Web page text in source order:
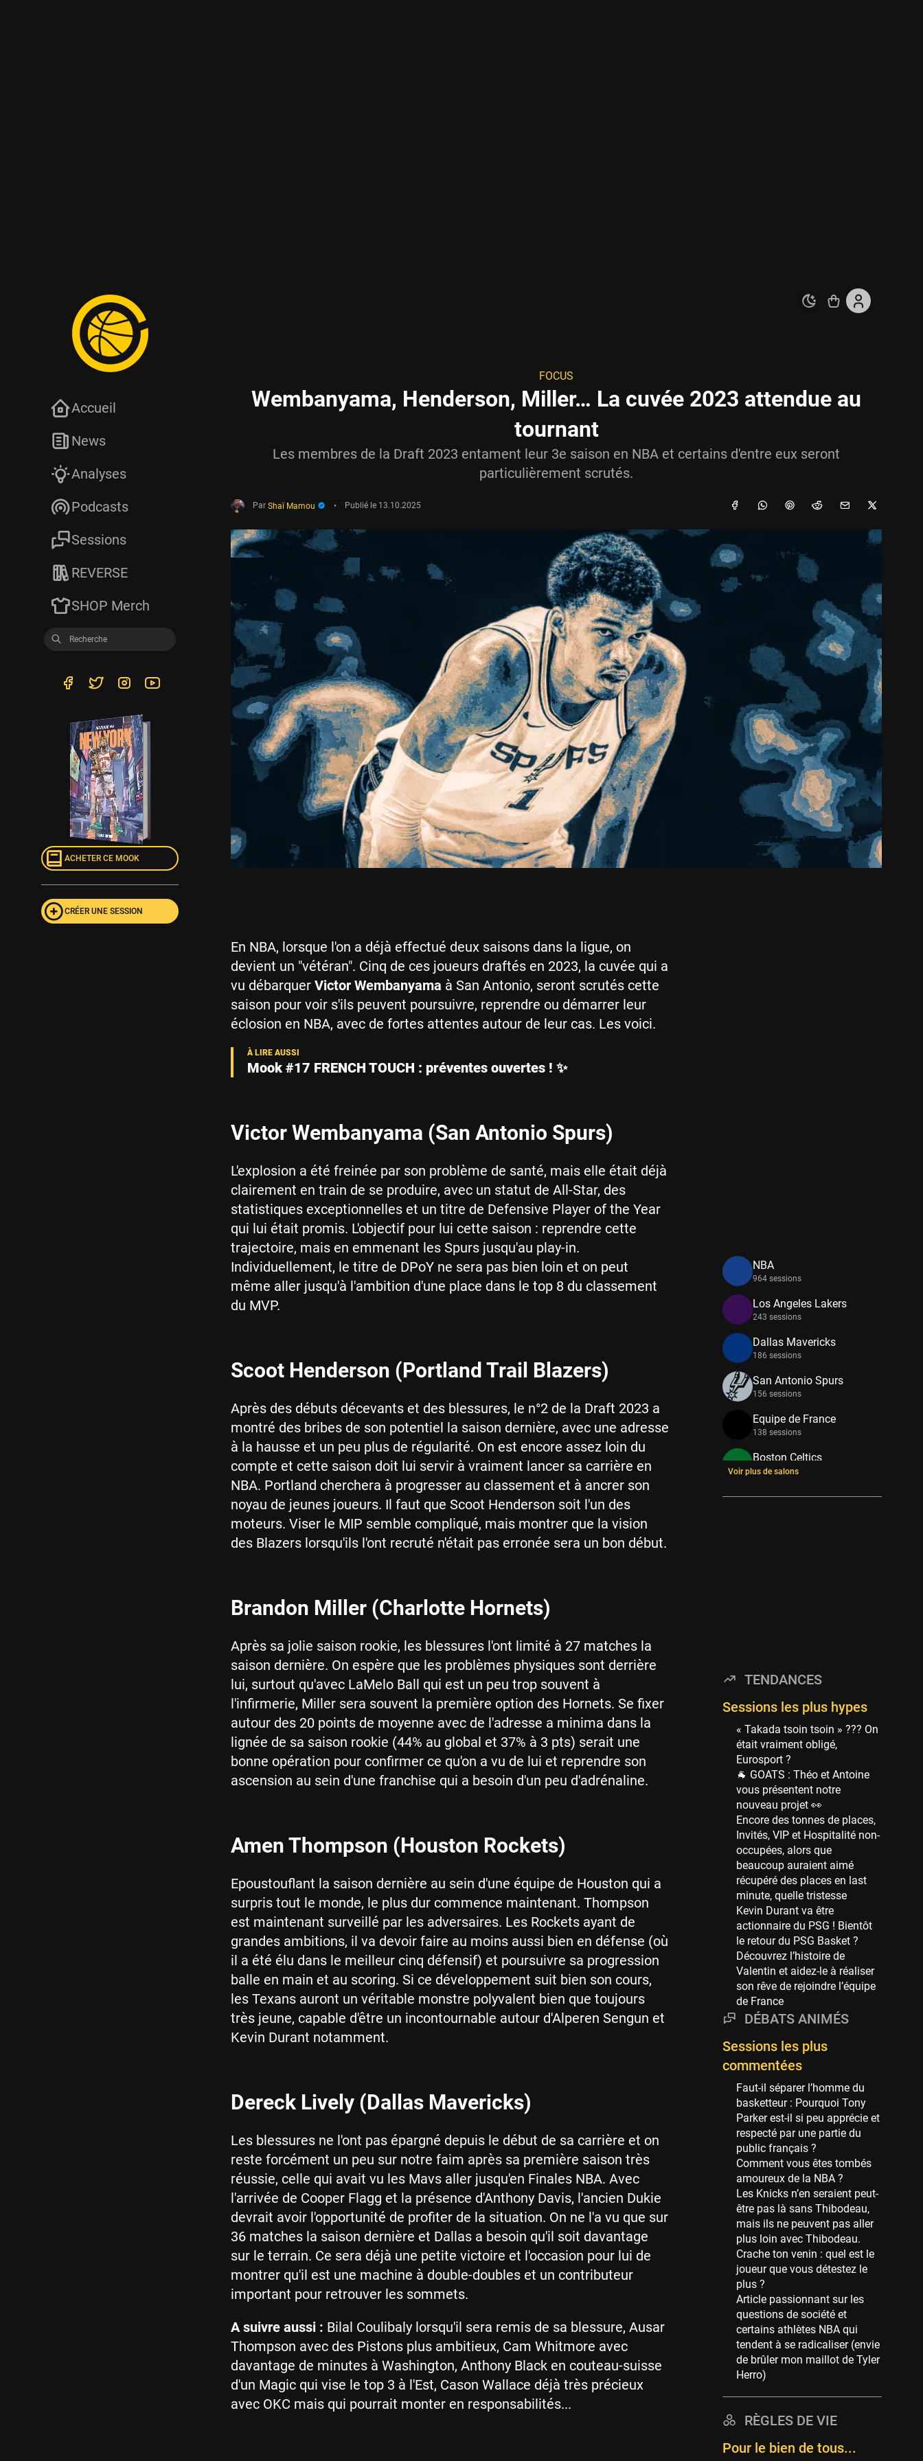
FOCUS
Wembanyama, Henderson, Miller… La cuvée 2023 attendue au
tournant
Les membres de la Draft 2023 entament leur 3e saison en NBA et certains d'entre eux seront
particulièrement scrutés.
Par Shaï Mamou • Publié le 13.10.2025
En NBA, lorsque l'on a déjà effectué deux saisons dans la ligue, on
devient un "vétéran". Cinq de ces joueurs draftés en 2023, la cuvée qui a
vu débarquer Victor Wembanyama à San Antonio, seront scrutés cette
saison pour voir s'ils peuvent poursuivre, reprendre ou démarrer leur
éclosion en NBA, avec de fortes attentes autour de leur cas. Les voici.
Mook #17 FRENCH TOUCH : préventes ouvertes ! ✨
Victor Wembanyama (San Antonio Spurs)
L'explosion a été freinée par son problème de santé, mais elle était déjà
clairement en train de se produire, avec un statut de All-Star, des
statistiques exceptionnelles et un titre de Defensive Player of the Year
qui lui était promis. L'objectif pour lui cette saison : reprendre cette
trajectoire, mais en emmenant les Spurs jusqu'au play-in.
Individuellement, le titre de DPoY ne sera pas bien loin et on peut
même aller jusqu'à l'ambition d'une place dans le top 8 du classement
du MVP.
Scoot Henderson (Portland Trail Blazers)
Après des débuts décevants et des blessures, le n°2 de la Draft 2023 a
montré des bribes de son potentiel la saison dernière, avec une adresse
à la hausse et un peu plus de régularité. On est encore assez loin du
compte et cette saison doit lui servir à vraiment lancer sa carrière en
NBA. Portland cherchera à progresser au classement et à ancrer son
noyau de jeunes joueurs. Il faut que Scoot Henderson soit l'un des
moteurs. Viser le MIP semble compliqué, mais montrer que la vision
des Blazers lorsqu'ils l'ont recruté n'était pas erronée sera un bon début.
Brandon Miller (Charlotte Hornets)
Après sa jolie saison rookie, les blessures l'ont limité à 27 matches la
saison dernière. On espère que les problèmes physiques sont derrière
lui, surtout qu'avec LaMelo Ball qui est un peu trop souvent à
l'infirmerie, Miller sera souvent la première option des Hornets. Se fixer
autour des 20 points de moyenne avec de l'adresse a minima dans la
lignée de sa saison rookie (44% au global et 37% à 3 pts) serait une
bonne opération pour confirmer ce qu'on a vu de lui et reprendre son
ascension au sein d'une franchise qui a besoin d'un peu d'adrénaline.
Amen Thompson (Houston Rockets)
Epoustouflant la saison dernière au sein d'une équipe de Houston qui a
surpris tout le monde, le plus dur commence maintenant. Thompson
est maintenant surveillé par les adversaires. Les Rockets ayant de
grandes ambitions, il va devoir faire au moins aussi bien en défense (où
il a été élu dans le meilleur cinq défensif) et poursuivre sa progression
balle en main et au scoring. Si ce développement suit bien son cours,
les Texans auront un véritable monstre polyvalent bien que toujours
très jeune, capable d'être un incontournable autour d'Alperen Sengun et
Kevin Durant notamment.
Dereck Lively (Dallas Mavericks)
Les blessures ne l'ont pas épargné depuis le début de sa carrière et on
reste forcément un peu sur notre faim après sa première saison très
réussie, celle qui avait vu les Mavs aller jusqu'en Finales NBA. Avec
l'arrivée de Cooper Flagg et la présence d'Anthony Davis, l'ancien Dukie
devrait avoir l'opportunité de profiter de la situation. On ne l'a vu que sur
36 matches la saison dernière et Dallas a besoin qu'il soit davantage
sur le terrain. Ce sera déjà une petite victoire et l'occasion pour lui de
montrer qu'il est une machine à double-doubles et un contributeur
important pour retrouver les sommets.
A suivre aussi : Bilal Coulibaly lorsqu'il sera remis de sa blessure, Ausar
Thompson avec des Pistons plus ambitieux, Cam Whitmore avec
davantage de minutes à Washington, Anthony Black en couteau-suisse
d'un Magic qui vise le top 3 à l'Est, Cason Wallace déjà très précieux
avec OKC mais qui pourrait monter en responsabilités...
Accueil
News
Analyses
Podcasts
Sessions
REVERSE
SHOP Merch
ACHETER CE MOOK
CRÉER UNE SESSION
NBA
964 sessions
Los Angeles Lakers
243 sessions
Dallas Mavericks
186 sessions
San Antonio Spurs
156 sessions
Equipe de France
138 sessions
Boston Celtics
133 sessions
New York Knicks
Philadelphia Sixers
89 sessions
Milwaukee Bucks
82 sessions
Hoop Culture
73 sessions
Oklahoma City Thunder
69 sessions
Phoenix Suns
69 sessions
Miami Heat
63 sessions
Los Angeles Clippers
61 sessions
Indiana Pacers
53 sessions
New Orleans Pelicans
53 sessions
52 sessions
Atlanta Hawks
45 sessions
Chicago Bulls
41 sessions
Memphis Grizzlies
39 sessions
Cleveland Cavaliers
Orlando Magic
36 sessions
Euroleague
34 sessions
Charlotte Hornets
32 sessions
Houston Rockets
31 sessions
Washington Wizards
Portland Trail Blazers
Eurobasket
Voir plus de salons
TENDANCES
Sessions les plus hypes
« Takada tsoin tsoin » ??? On
était vraiment obligé,
Eurosport ?
🐐 GOATS : Théo et Antoine
vous présentent notre
nouveau projet 👀
Encore des tonnes de places,
Invités, VIP et Hospitalité non-
occupées, alors que
beaucoup auraient aimé
récupéré des places en last
minute, quelle tristesse
Kevin Durant va être
actionnaire du PSG ! Bientôt
le retour du PSG Basket ?
Découvrez l’histoire de
Valentin et aidez-le à réaliser
son rêve de rejoindre l’équipe
de France
DÉBATS ANIMÉS
Sessions les plus
commentées
Faut-il séparer l’homme du
basketteur : Pourquoi Tony
Parker est-il si peu apprécie et
respecté par une partie du
public français ?
Comment vous êtes tombés
amoureux de la NBA ?
Les Knicks n’en seraient peut-
être pas là sans Thibodeau,
mais ils ne peuvent pas aller
plus loin avec Thibodeau.
Crache ton venin : quel est le
joueur que vous détestez le
plus ?
Article passionnant sur les
questions de société et
certains athlètes NBA qui
tendent à se radicaliser (envie
de brûler mon maillot de Tyler
Herro)
RÈGLES DE VIE
Pour le bien de tous...